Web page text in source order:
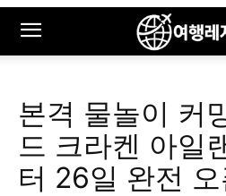
본격 물놀이 커
드 크라켄 아일
터 26일 완전 오